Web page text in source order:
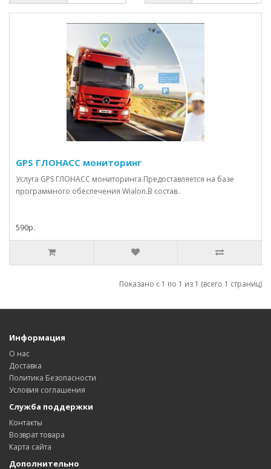
GPS ГЛОНАСС мониторинг
Услуга GPS ГЛОНАСС мониторинга.Предоставляется на базе
программного обеспечения Wialon.В состав..
590р.
Показано с 1 по 1 из 1 (всего 1 страниц)
Информация
О нас
Доставка
Политика Безопасности
Условия соглашения
Служба поддержки
Контакты
Возврат товара
Карта сайта
Дополнительно